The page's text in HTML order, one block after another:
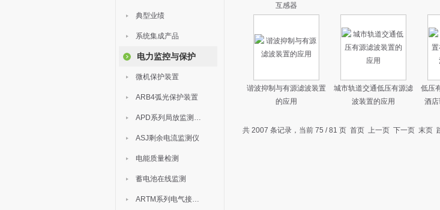
典型业绩
系统集成产品
电力监控与保护
微机保护装置
ARB4弧光保护装置
APD系列局放监测装置
ASJ剩余电流监测仪
电能质量检测
蓄电池在线监测
ARTM系列电气接点测温装置
互感器
谐波抑制与有源滤波装置
的应用
城市轨道交通低压有源滤
波装置的应用
低压
酒店
共 2007 条记录，当前 75 / 81 页 首页 上一页 下一页 末页